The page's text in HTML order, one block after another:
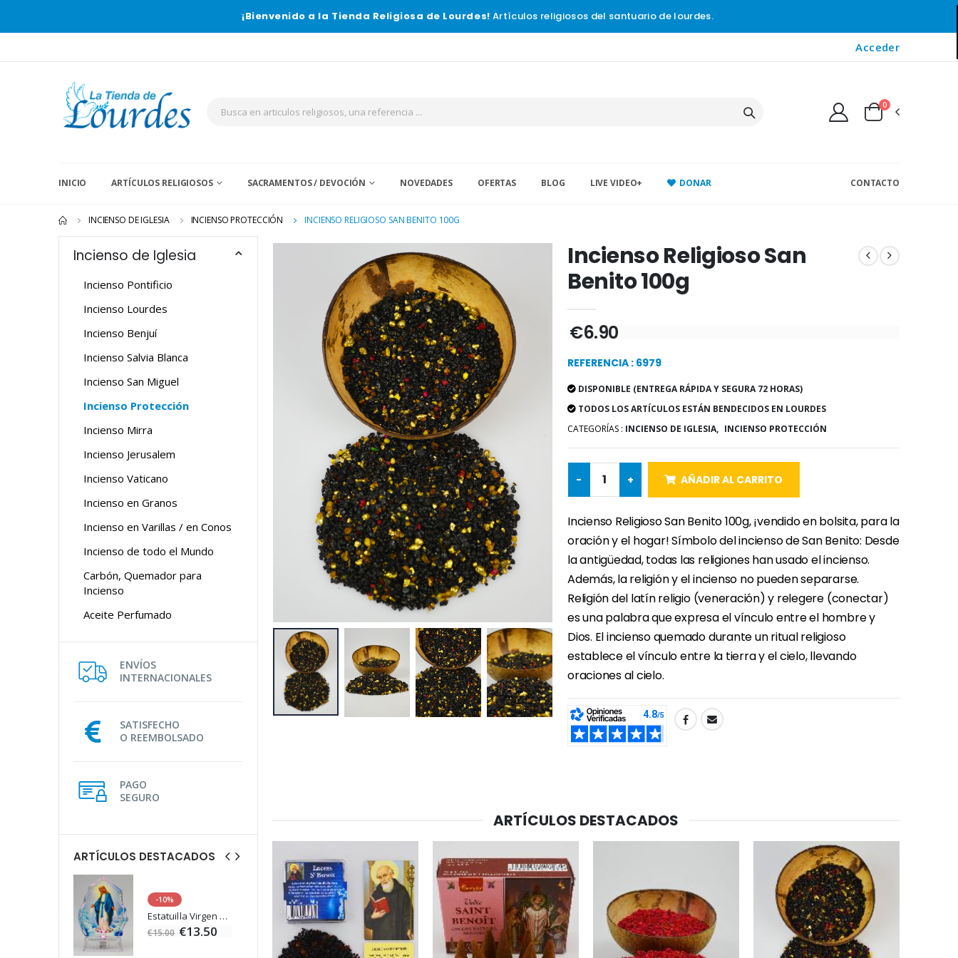
¡Bienvenido a la Tienda Religiosa de Lourdes! Artículos religiosos del santuario de lourdes.
Acceder
0
INICIO ARTÍCULOS RELIGIOSOS SACRAMENTOS / DEVOCIÓN NOVEDADES OFERTAS BLOG LIVE VIDEO+ DONAR CONTACTO
INCIENSO DE IGLESIA INCIENSO PROTECCIÓN INCIENSO RELIGIOSO SAN BENITO 100G
Incienso de Iglesia
Incienso Pontificio
Incienso Lourdes
Incienso Benjuí
Incienso Salvia Blanca
Incienso San Miguel
Incienso Protección
Incienso Mirra
Incienso Jerusalem
Incienso Vaticano
Incienso en Granos
Incienso en Varillas / en Conos
Incienso de todo el Mundo
Carbón, Quemador para
Incienso
Aceite Perfumado
ENVÍOS
INTERNACIONALES
SATISFECHO
O REEMBOLSADO
PAGO
SEGURO
ARTÍCULOS DESTACADOS
-10%
Estatuilla Virgen Milagrosa Luminosa
€15.00 €13.50
-20%
Agua de Lourdes 1L
€24.90 €19.92
-10%
€15.00 €13.50
-20%
Agua de Lourdes 1L
€24.90
Incienso Religioso San
Benito 100g
€6.90
REFERENCIA : 6979
DISPONIBLE (ENTREGA RÁPIDA Y SEGURA 72 HORAS)
TODOS LOS ARTÍCULOS ESTÁN BENDECIDOS EN LOURDES
CATEGORÍAS : INCIENSO DE IGLESIA, INCIENSO PROTECCIÓN
- + AÑADIR AL CARRITO
Incienso Religioso San Benito 100g, ¡vendido en bolsita, para la
oración y el hogar! Símbolo del incienso de San Benito: Desde
la antigüedad, todas las religiones han usado el incienso.
Además, la religión y el incienso no pueden separarse.
Religión del latín religio (veneración) y relegere (conectar)
es una palabra que expresa el vínculo entre el hombre y
Dios. El incienso quemado durante un ritual religioso
establece el vínculo entre la tierra y el cielo, llevando
oraciones al cielo.
SHARE:
ARTÍCULOS DESTACADOS